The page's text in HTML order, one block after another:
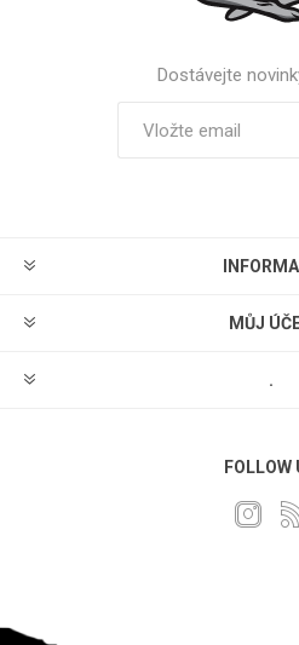
Dostávejte
MŮJ
.
FOLLOW